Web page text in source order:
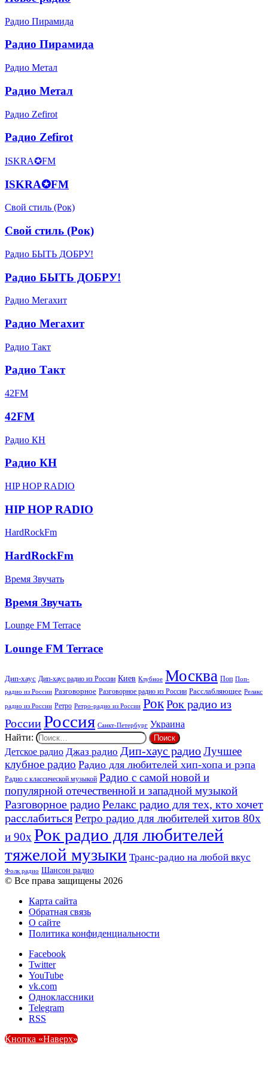
Радио Пирамида
Радио Пирамида
Радио Метал
Радио Метал
Радио Zefirot
Радио Zefirot
ISKRA✪FM
ISKRA✪FM
Свой стиль (Рок)
Свой стиль (Рок)
Радио БЫТЬ ДОБРУ!
Радио БЫТЬ ДОБРУ!
Радио Мегахит
Радио Мегахит
Радио Такт
Радио Такт
42FM
42FM
Радио КН
Радио КН
HIP HOP RADIO
HIP HOP RADIO
HardRockFm
HardRockFm
Время Звучать
Время Звучать
Lounge FM Terrace
Lounge FM Terrace
Дип-хаус Дип-хаус радио из России Киев Клубное Москва Поп Поп-
радио из России Разговорное Разговорное радио из России Расслабляющее Релакс
радио из России Ретро Ретро-радио из России РокРок радио из
РоссииРоссия Санкт-Петербург Украина
Найти:
Детское радио Джаз радио Дип-хаус радиоЛучшее
клубное радио Радио для любителей хип-хопа и рэпа
Радио с классической музыкой Радио с самой новой и
популярной отечественной и западной музыкой
Разговорное радиоРелакс радио для тех, кто хочет
расслабитьсяРетро радио для любителей хитов 80х
и 90х Рок радио для любителей
тяжелой музыки Транс-радио на любой вкус
Фолк радио Шансон радио
© Все права защищены 2026
Карта сайта
Обратная связь
О сайте
Политика конфиденциальности
Facebook
Twitter
YouTube
vk.com
Одноклассники
Telegram
RSS
Кнопка «Наверх»